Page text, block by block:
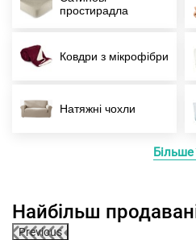
простирадла
Ковдри з мікрофібри
Натяжні чохли
Більше
Найбільш
Previous